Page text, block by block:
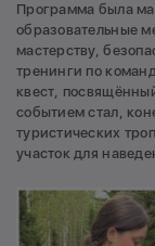
Программа была
образовательные
мастерству,
тренинги по
квест,
событием стал,
туристических
участок для